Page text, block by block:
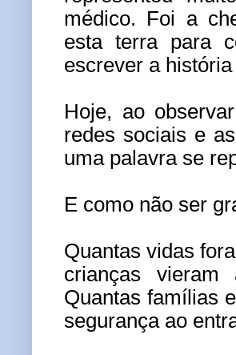
médico. Foi a
esta terra para
escrever a
Hoje, ao
redes sociais e
uma palavra se
E como não ser
Quantas vidas
crianças
Quantas famílias
segurança ao